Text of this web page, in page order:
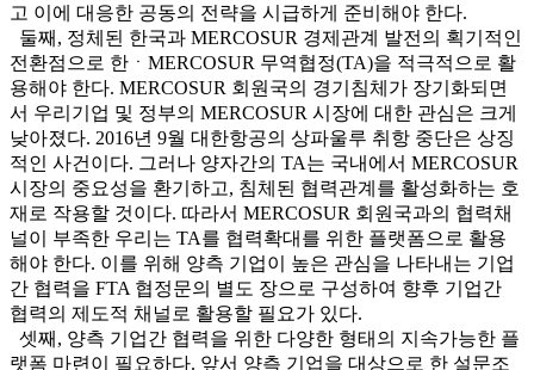
고 이에 대응한 공동의 전략을 시급하게 준비해야 한다.
둘째, 정체된 한국과 MERCOSUR 경제관계 발전의 획기적인
전환점으로 한ㆍMERCOSUR 무역협정(TA)을 적극적으로 활
용해야 한다. MERCOSUR 회원국의 경기침체가 장기화되면
서 우리기업 및 정부의 MERCOSUR 시장에 대한 관심은 크게
낮아졌다. 2016년 9월 대한항공의 상파울루 취항 중단은 상징
적인 사건이다. 그러나 양자간의 TA는 국내에서 MERCOSUR
시장의 중요성을 환기하고, 침체된 협력관계를 활성화하는 호
재로 작용할 것이다. 따라서 MERCOSUR 회원국과의 협력채
널이 부족한 우리는 TA를 협력확대를 위한 플랫폼으로 활용
해야 한다. 이를 위해 양측 기업이 높은 관심을 나타내는 기업
간 협력을 FTA 협정문의 별도 장으로 구성하여 향후 기업간
협력의 제도적 채널로 활용할 필요가 있다.
셋째, 양측 기업간 협력을 위한 다양한 형태의 지속가능한 플
랫폼 마련이 필요하다. 앞서 양측 기업을 대상으로 한 설문조